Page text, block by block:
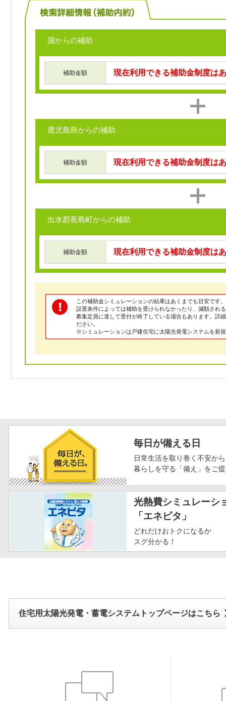
国からの補助
補助金額 現在利用できる補助金制度は
鹿児島県からの補助
補助金額 現在利用できる補助金制度は
出水郡長島町からの補助
補助金額 現在利用できる補助金制度は
この補助金シミュレーションの結果はあくまでも目安です。
設置条件によっては補助を受けられなかったり、減額され
募集定員に達して受付が終了している場合もあります。詳
ださい。
※シミュレーションは戸建住宅に太陽光発電システムを新
毎日が備える日
日常生活を取り巻く不安から
暮らしを守る「備え」をご
光熱費シミュレーシ
「エネピタ」
どれだけおトクになるか
スグ分かる！
住宅用太陽光発電・蓄電システムトップページはこちら